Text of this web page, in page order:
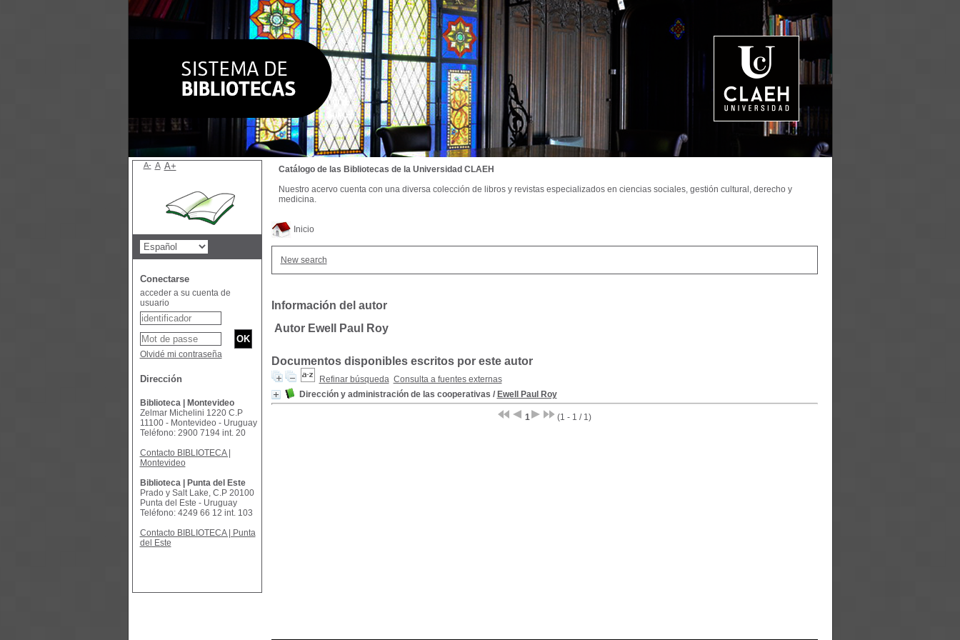
Inicio
New search
Información del autor
Autor Ewell Paul Roy
Documentos disponibles escritos por este autor
Refinar búsqueda Consulta a fuentes externas
Dirección y administración de las cooperativas / Ewell Paul Roy
1 (1 - 1 / 1)
Catálogo de las Bibliotecas de la Universidad CLAEH
Nuestro acervo cuenta con una diversa colección de libros y revistas especializados en ciencias sociales, gestión cultural, derecho y
medicina.
A- A A+
Conectarse
acceder a su cuenta de
usuario
Olvidé mi contraseña
Dirección
Biblioteca | Montevideo
Zelmar Michelini 1220 C.P
11100 - Montevideo - Uruguay
Teléfono: 2900 7194 int. 20
Contacto BIBLIOTECA |
Montevideo
Biblioteca | Punta del Este
Prado y Salt Lake, C.P 20100
Punta del Este - Uruguay
Teléfono: 4249 66 12 int. 103
Contacto BIBLIOTECA | Punta
del Este